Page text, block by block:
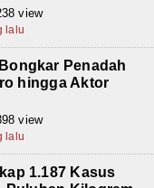
view
lalu
Penadah
hingga Aktor
view
lalu
1.187 Kasus